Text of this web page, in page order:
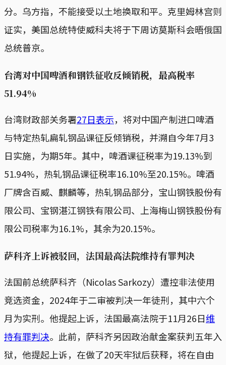
分。乌方指，不能接受以土地换取和平。克里姆林宫则
证实，美国总统特使威科夫将于下周访莫斯科会晤俄国
总统普京。
台湾对中国啤酒和钢铁征收反倾销税，最高税率
51.94%
台湾财政部关务署27日表示，将对中国产制进口啤酒
与特定热轧扁轧钢品课征反倾销税，并溯自今年7月3
日实施，为期5年。其中，啤酒课征税率为19.13%到
51.94%，热轧钢品课征税率16.10%至20.15%。啤酒
厂牌含百威、麒麟等，热轧钢品部分，宝山钢铁股份有
限公司、宝钢湛江钢铁有限公司、上海梅山钢铁股份有
限公司税率为16.1%，其余为20.15%。
萨科齐上诉被驳回，法国最高法院维持有罪判决
法国前总统萨科齐（Nicolas Sarkozy）遭控非法使用
竞选资金，2024年于二审被判决一年徒刑，其中六个
月为实刑。他提起上诉，法国最高法院于11月26日维
持有罪判决。此前，萨科齐另因政治献金案获判五年入
狱，他提起上诉，在做了20天牢狱后获释，将在自由